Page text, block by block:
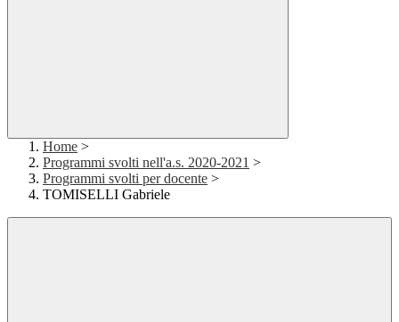
Home >
Programmi svolti nell'a.s. 2020-2021 >
Programmi svolti per docente >
TOMISELLI Gabriele